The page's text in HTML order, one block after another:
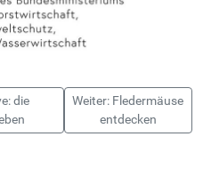
die
Weiter: Fledermäuse
entdecken